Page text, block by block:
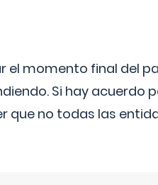
el momento final del
Si hay acuerdo
que no todas las